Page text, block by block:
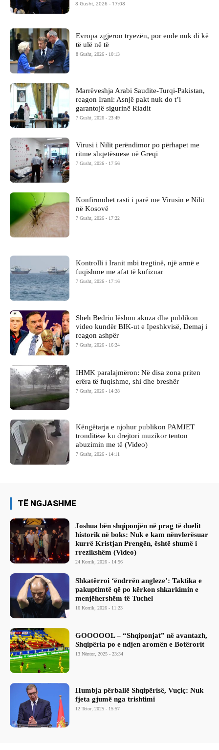
8 Gusht, 2026 - 17:08
Evropa zgjeron tryezën, por ende nuk di kë
të ulë në të
8 Gusht, 2026 - 10:13
Marrëveshja Arabi Saudite-Turqi-Pakistan,
reagon Irani: Asnjë pakt nuk do t’i
garantojë sigurinë Riadit
7 Gusht, 2026 - 23:49
Virusi i Nilit perëndimor po përhapet me
ritme shqetësuese në Greqi
7 Gusht, 2026 - 17:56
Konfirmohet rasti i parë me Virusin e Nilit
në Kosovë
7 Gusht, 2026 - 17:22
Kontrolli i Iranit mbi tregtinë, një armë e
fuqishme me afat të kufizuar
7 Gusht, 2026 - 17:16
Sheh Bedriu lëshon akuza dhe publikon
video kundër BIK-ut e Ipeshkvisë, Demaj i
reagon ashpër
7 Gusht, 2026 - 16:24
IHMK paralajmëron: Në disa zona priten
erëra të fuqishme, shi dhe breshër
7 Gusht, 2026 - 14:28
Këngëtarja e njohur publikon PAMJET
tronditëse ku drejtori muzikor tenton
abuzimin me të (Video)
7 Gusht, 2026 - 14:11
TË NGJASHME
Joshua bën shqiponjën në prag të duelit
historik në boks: Nuk e kam nënvlerësuar
kurrë Kristjan Prengën, është shumë i
rrezikshëm (Video)
24 Korrik, 2026 - 14:56
Shkatërroi ‘ëndrrën angleze’: Taktika e
pakuptimtë që po kërkon shkarkimin e
menjëhershëm të Tuchel
16 Korrik, 2026 - 11:23
GOOOOOL – “Shqiponjat” në avantazh,
Shqipëria po e ndjen aromën e Botërorit
13 Nëntor, 2025 - 23:34
Humbja përballë Shqipërisë, Vuçiç: Nuk
fjeta gjumë nga trishtimi
12 Tetor, 2025 - 15:57